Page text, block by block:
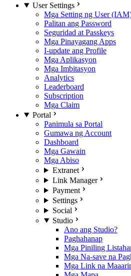
User Settings
Mga Setting ng User
Palitan ang Password
Seguridad at Passkeys
Mga Pinayagang Apps
I-update ang Profile
Mga Aplikasyon
Mga Imbitasyon
Analytics
Leaderboard
Subscription
Mga Claim
Portal
Panimula sa Portal
Gumawa ng Account
Dashboard
Mga Gawain
Mga Abiso
Extranet
Link Manager
Payment
Settings
Social
Studio
Ano ang Studio?
Paghahanap
Mga Piniling
Mga Na-save na
Mga Link na